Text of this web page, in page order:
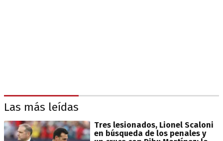
Las más leídas
Tres lesionados, Lionel Scaloni
en búsqueda de los penales y